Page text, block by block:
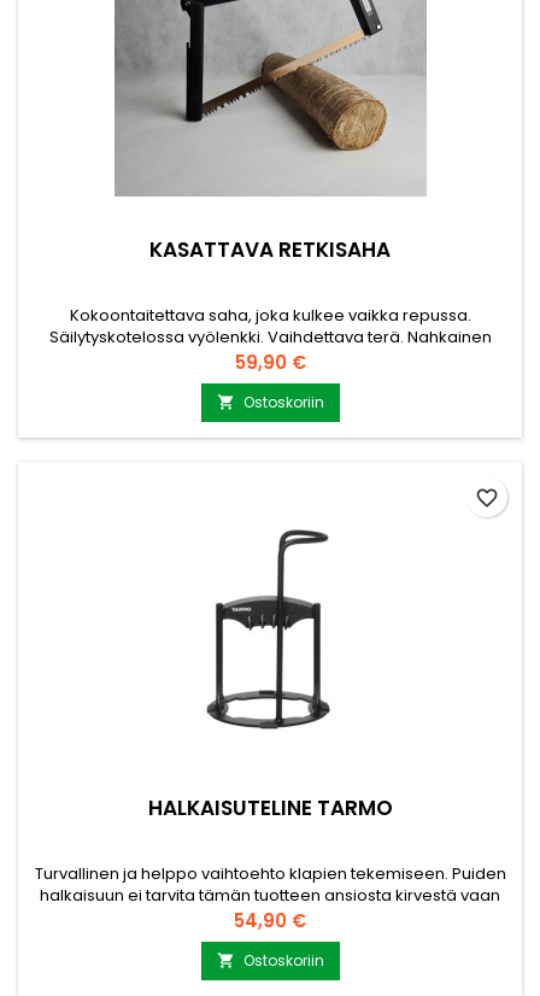
KASATTAVA RETKISAHA
Kokoontaitettava saha, joka kulkee vaikka repussa.
Säilytyskotelossa vyölenkki. Vaihdettava terä. Nahkainen
säilytys ja kuljetus kotelo. Säilytyskotelossa lenkki, josta sahan
koteloineen saa ripustettua. Soveltuu pienien puiden
karsimiseen ja raivaamiseen. Helppo kuljettaa mukana
retkellä tai metsästysreissulla. Kasaan taiteltuna koko vain
35cm x...
Hinta
59,90 €
 Ostoskoriin
HALKAISUTELINE TARMO
Turvallinen ja helppo vaihtoehto klapien tekemiseen. Puiden
halkaisuun ei tarvita tämän tuotteen ansiosta kirvestä vaan
klapit tehdään tämän halkaisutelineen ja moskan yhteistyöllä
(moska ei sisälly pakettiin). Halkaistava puu laitetaan telineen
halkaisuterän päälle, jonka jälkeen puuhun isketään
moskalla. Terä halkaisee puun helposti ja turvallisesti....
Hinta
54,90 €
 Ostoskoriin
favorite_border